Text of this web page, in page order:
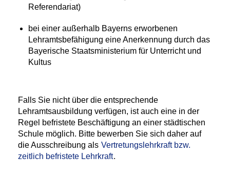
Referendariat)
bei einer außerhalb Bayerns erworbenen
Lehramtsbefähigung eine Anerkennung durch das
Bayerische Staatsministerium für Unterricht und
Kultus
Falls Sie nicht über die entsprechende
Lehramtsausbildung verfügen, ist auch eine in der
Regel befristete Beschäftigung an einer städtischen
Schule möglich. Bitte bewerben Sie sich daher auf
die Ausschreibung als Vertretungslehrkraft bzw.
zeitlich befristete Lehrkraft.